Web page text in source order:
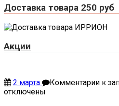
Доставка товара 250 руб
Акции
2 марта Комментарии к
отключены